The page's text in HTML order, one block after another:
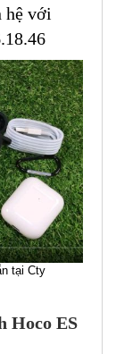
hệ với
tại Cty
Hoco ES